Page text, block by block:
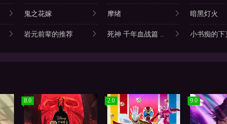
鬼之花嫁 摩绪 暗黑灯火
岩元前辈的推荐 死神 千年血战篇 .. 小书痴的下
8.0 2.0 9.0